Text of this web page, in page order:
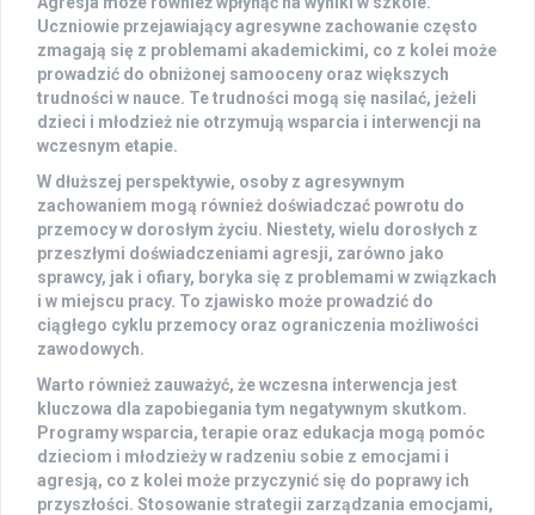
Uczniowie przejawiający agresywne zachowanie często
zmagają się z problemami akademickimi, co z kolei może
prowadzić do obniżonej samooceny oraz większych
trudności w nauce. Te trudności mogą się nasilać, jeżeli
dzieci i młodzież nie otrzymują wsparcia i interwencji na
wczesnym etapie.
W dłuższej perspektywie, osoby z agresywnym
zachowaniem mogą również doświadczać powrotu do
przemocyw dorosłym życiu. Niestety, wielu dorosłych z
przeszłymi doświadczeniami agresji, zarówno jako
sprawcy, jak i ofiary, boryka się z problemami w związkach
i w miejscu pracy. To zjawisko może prowadzić do
ciągłego cyklu przemocy oraz ograniczenia możliwości
zawodowych.
Warto również zauważyć, że wczesna interwencja jest
kluczowa dla zapobiegania tym negatywnym skutkom.
Programy wsparcia, terapie oraz edukacja mogą pomóc
dzieciom i młodzieży w radzeniu sobie z emocjami i
agresją, co z kolei może przyczynić się do poprawy ich
przyszłości. Stosowanie strategii zarządzania emocjami,